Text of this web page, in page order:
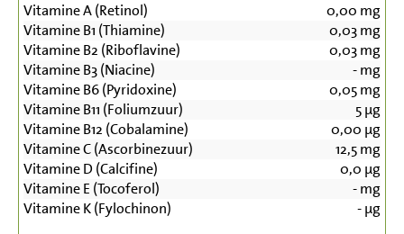
Vitamine A (Retinol) 0,00 mg
Vitamine B1 (Thiamine)
0,03mg
Vitamine B2 (Riboflavine)
0,03mg
Vitamine B3 (Niacine)
-mg
Vitamine B6 (Pyridoxine)
0,05mg
Vitamine B11 (Foliumzuur)
5µg
Vitamine B12 (Cobalamine)
0,00 µg
Vitamine C (Ascorbinezuur)
12,5mg
Vitamine D (Calcifine)
0,0 µg
Vitamine E (Tocoferol)
-mg
Vitamine K (Fylochinon)
-µg